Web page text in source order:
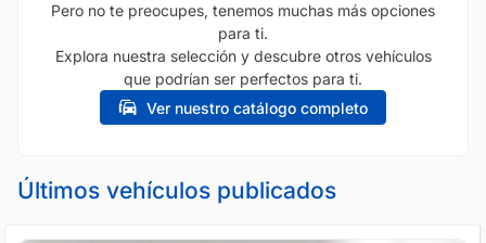
Pero no te preocupes, tenemos muchas más opciones
para ti.
Explora nuestra selección y descubre otros vehículos
que podrían ser perfectos para ti.
Ver nuestro catálogo completo
Últimos vehículos publicados